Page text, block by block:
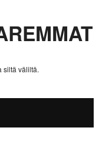
siltä väliltä.